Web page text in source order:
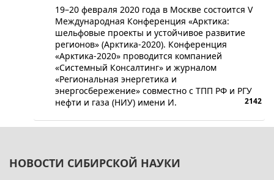
19–20 февраля 2020 года в Москве состоится V
Международная Конференция «Арктика:
шельфовые проекты и устойчивое развитие
регионов» (Арктика-2020). Конференция
«Арктика-2020» проводится компанией
«Системный Консалтинг» и журналом
«Региональная энергетика и
энергосбережение» совместно с ТПП РФ и РГУ
нефти и газа (НИУ) имени И.
2142
НОВОСТИ СИБИРСКОЙ НАУКИ